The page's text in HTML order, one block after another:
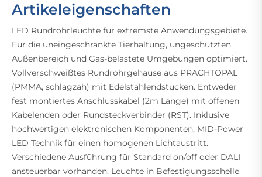
Artikeleigenschaften
LED Rundrohrleuchte für extremste Anwendungsgebiete.
Für die uneingeschränkte Tierhaltung, ungeschützten
Außenbereich und Gas-belastete Umgebungen optimiert.
Vollverschweißtes Rundrohrgehäuse aus PRACHTOPAL
(PMMA, schlagzäh) mit Edelstahlendstücken. Entweder
fest montiertes Anschlusskabel (2m Länge) mit offenen
Kabelenden oder Rundsteckverbinder (RST). Inklusive
hochwertigen elektronischen Komponenten, MID-Power
LED Technik für einen homogenen Lichtaustritt.
Verschiedene Ausführung für Standard on/off oder DALI
ansteuerbar vorhanden. Leuchte in Befestigungsschelle